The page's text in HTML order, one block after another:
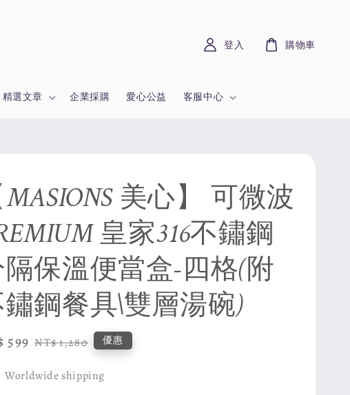
精選文章 企業採購 愛心公益 客服中心
登入 購物車
MASIONS 美心】 可微波
皇家316不鏽鋼
保溫便當盒-四格(附
鋼餐具\雙層湯碗)
599 Regular
NT$ 1,280 優惠
Worldwide shipping